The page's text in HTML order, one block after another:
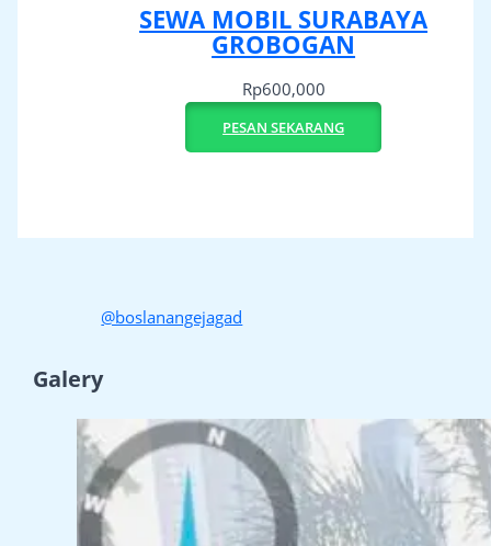
SEWA MOBIL SURABAYA
GROBOGAN
Rp600,000
PESAN SEKARANG
@boslanangejagad
Galery